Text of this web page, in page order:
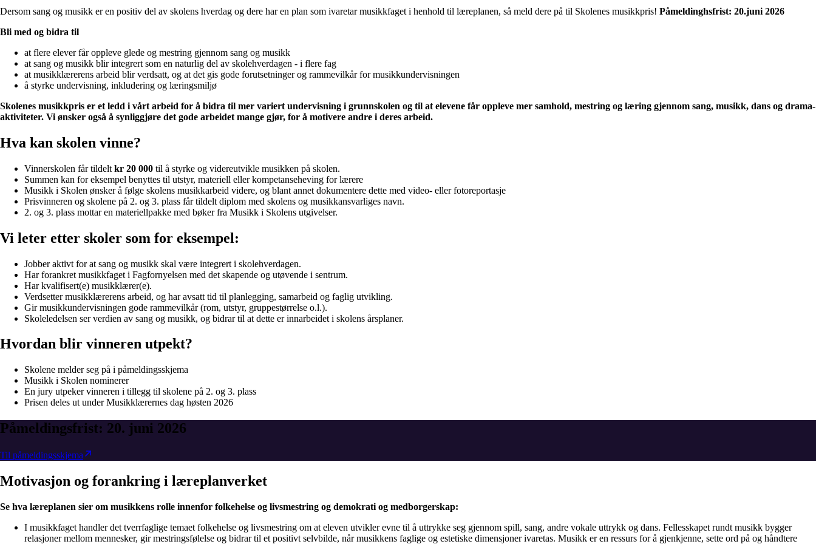
Dersom sang og musikk er en positiv del av skolens hverdag og dere har en plan som ivaretar musikkfaget i henhold til læreplanen, så meld dere på til Skolenes musikkpris! Påmeldinghsfrist: 20.juni 2026
Bli med og bidra til
at flere elever får oppleve glede og mestring gjennom sang og musikk
at sang og musikk blir integrert som en naturlig del av skolehverdagen - i flere fag
at musikklærerens arbeid blir verdsatt, og at det gis gode forutsetninger og rammevilkår for musikkundervisningen
å styrke undervisning, inkludering og læringsmiljø
Skolenes musikkpris er et ledd i vårt arbeid for å bidra til mer variert undervisning i grunnskolen og til at elevene får oppleve mer samhold, mestring og læring gjennom sang, musikk, dans og drama-
aktiviteter. Vi ønsker også å synliggjøre det gode arbeidet mange gjør, for å motivere andre i deres arbeid.
Hva kan skolen vinne?
Vinnerskolen får tildelt kr 20 000 til å styrke og videreutvikle musikken på skolen.
Summen kan for eksempel benyttes til utstyr, materiell eller kompetanseheving for lærere
Musikk i Skolen ønsker å følge skolens musikkarbeid videre, og blant annet dokumentere dette med video- eller fotoreportasje
Prisvinneren og skolene på 2. og 3. plass får tildelt diplom med skolens og musikkansvarliges navn.
2. og 3. plass mottar en materiellpakke med bøker fra Musikk i Skolens utgivelser.
Vi leter etter skoler som for eksempel:
Jobber aktivt for at sang og musikk skal være integrert i skolehverdagen.
Har forankret musikkfaget i Fagfornyelsen med det skapende og utøvende i sentrum.
Har kvalifisert(e) musikklærer(e).
Verdsetter musikklærerens arbeid, og har avsatt tid til planlegging, samarbeid og faglig utvikling.
Gir musikkundervisningen gode rammevilkår (rom, utstyr, gruppestørrelse o.l.).
Skoleledelsen ser verdien av sang og musikk, og bidrar til at dette er innarbeidet i skolens årsplaner.
Hvordan blir vinneren utpekt?
Skolene melder seg på i påmeldingsskjema
Musikk i Skolen nominerer
En jury utpeker vinneren i tillegg til skolene på 2. og 3. plass
Prisen deles ut under Musikklærernes dag høsten 2026
Påmeldingsfrist: 20. juni 2026
Til påmeldingsskjema
Motivasjon og forankring i læreplanverket
Se hva læreplanen sier om musikkens rolle innenfor folkehelse og livsmestring og demokrati og medborgerskap:
I musikkfaget handler det tverrfaglige temaet folkehelse og livsmestring om at eleven utvikler evne til å uttrykke seg gjennom spill, sang, andre vokale uttrykk og dans. Fellesskapet rundt musikk bygger
relasjoner mellom mennesker, gir mestringsfølelse og bidrar til et positivt selvbilde, når musikkens faglige og estetiske dimensjoner ivaretas. Musikk er en ressurs for å gjenkjenne, sette ord på og håndtere